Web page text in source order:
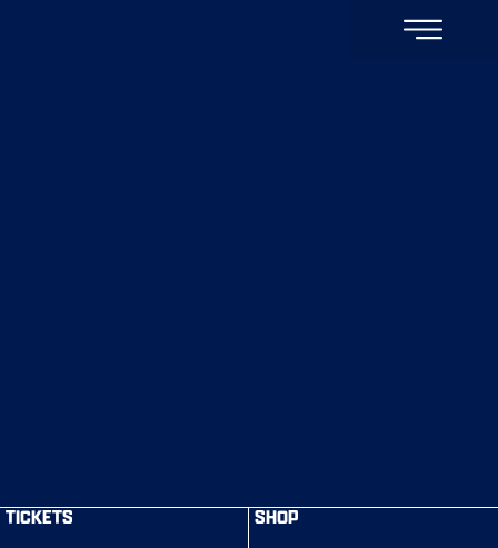
TICKETS SHOP